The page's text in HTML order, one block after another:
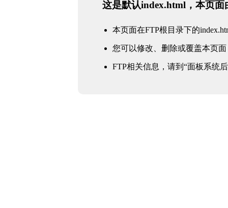
这是默认index.html，本页面
本页面在FTP根目录下的
您可以修改、删除或覆盖本页面
FTP相关信息，请到“面板系统